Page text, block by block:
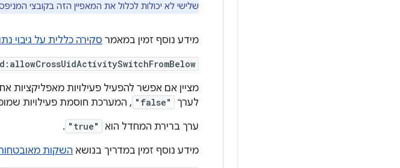
שלישי לא יכולות לכלול את המאפיין הזה בקובצי
מידע נוסף זמין במאמר סקירה כללית על גיבוי
מציין אם אפשר להפעיל פעילויות מאפליקציות
לערך
"false" , המערכת חוסמת פעילויות
ערך ברירת המחדל הוא
"true"
.
מידע נוסף זמין במדריך בנושא השקות